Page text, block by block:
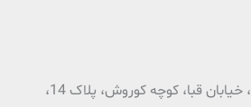
تهران، پاسداران، خیابان قبا، کوچه کوروش، پلاک 14،